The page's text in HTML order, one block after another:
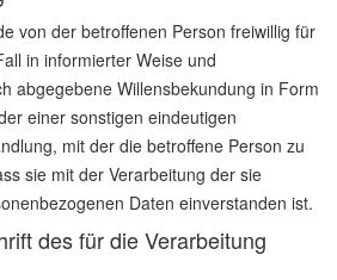
von der betroffenen Person freiwillig für
in informierter Weise und
abgegebene Willensbekundung in Form
einer sonstigen eindeutigen
mit der die betroffene Person zu
sie mit der Verarbeitung der sie
Daten einverstanden ist.
des für die Verarbeitung